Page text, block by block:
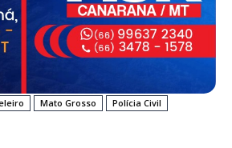
Mato Grosso
Polícia Civil